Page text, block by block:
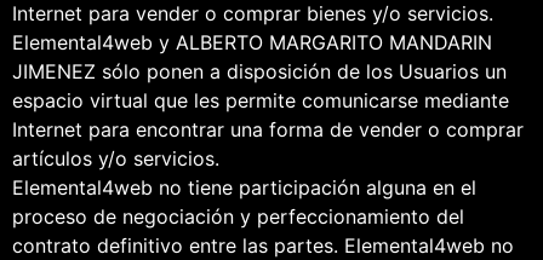
Internet para vender o comprar bienes y/o servicios.
Elemental4web y ALBERTO MARGARITO MANDARIN
JIMENEZ sólo ponen a disposición de los Usuarios un
espacio virtual que les permite comunicarse mediante
Internet para encontrar una forma de vender o comprar
artículos y/o servicios.
Elemental4web no tiene participación alguna en el
proceso de negociación y perfeccionamiento del
contrato definitivo entre las partes. Elemental4web no